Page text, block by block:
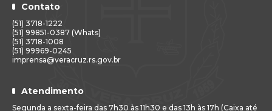
25º493Angelica Pletsch Carvalho00
* Colocação a ser definida por sorteio
FUNÇÃO: PROFISSIONAL DE EDUCAÇÃO FÍSICA
COLOCAÇÃO
CANDIDATOPONTUAÇÃO INICIAL
2º531Carla Adriana Silva Silveira45
3º500Juliano Rodrigues Adolfo45
4º476Leonardo Fernando Wink35
Contato
(51) 3718-1222
(51) 99851-0387 (Whats)
(51) 3718-1008
(51) 99969-0245
imprensa@veracruz.rs.gov.br
Atendimento
Segunda a sexta-feira das 7h30 às 11h30 e das 13h às 17h (Caixa até